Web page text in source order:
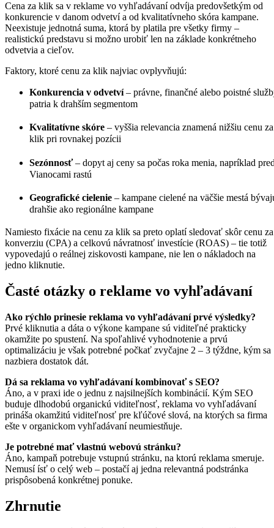
Cena za klik sa v reklame vo vyhľadávaní odvíja predovšetkým od
konkurencie v danom odvetví a od kvalitatívneho skóra kampane.
Neexistuje jednotná suma, ktorá by platila pre všetky firmy –
realistickú predstavu si možno urobiť len na základe konkrétneho
odvetvia a cieľov.
Faktory, ktoré cenu za klik najviac ovplyvňujú:
Konkurencia v odvetví– právne, finančné alebo poistné
patria k drahším segmentom
Kvalitatívne skóre – vyššia relevancia znamená nižšiu cenu za
klik pri rovnakej pozícii
Sezónnosť– dopyt aj ceny sa počas roka menia, napríklad
Vianocami rastú
Geografické cielenie – kampane cielené na väčšie mestá
drahšie ako regionálne kampane
Namiesto fixácie na cenu za klik sa preto oplatí sledovať skôr cenu za
konverziu (CPA) a celkovú návratnosť investície (ROAS) – tie totiž
vypovedajú o reálnej ziskovosti kampane, nie len o nákladoch na
jedno kliknutie.
Časté otázky o reklame vo vyhľadávaní
Ako rýchlo prinesie reklama vo vyhľadávaní prvé výsledky?
Prvé kliknutia a dáta o výkone kampane sú viditeľné prakticky
okamžite po spustení. Na spoľahlivé vyhodnotenie a prvú
optimalizáciu je však potrebné počkať zvyčajne 2 – 3 týždne, kým sa
nazbiera dostatok dát.
Dá sa reklama vo vyhľadávaní kombinovať s SEO?
Áno, a v praxi ide o jednu z najsilnejších kombinácií. Kým SEO
buduje dlhodobú organickú viditeľnosť, reklama vo vyhľadávaní
prináša okamžitú viditeľnosť pre kľúčové slová, na ktorých sa firma
ešte v organickom vyhľadávaní neumiestňuje.
Je potrebné mať vlastnú webovú stránku?
Áno, kampaň potrebuje vstupnú stránku, na ktorú reklama smeruje.
Nemusí ísť o celý web – postačí aj jedna relevantná podstránka
prispôsobená konkrétnej ponuke.
Zhrnutie